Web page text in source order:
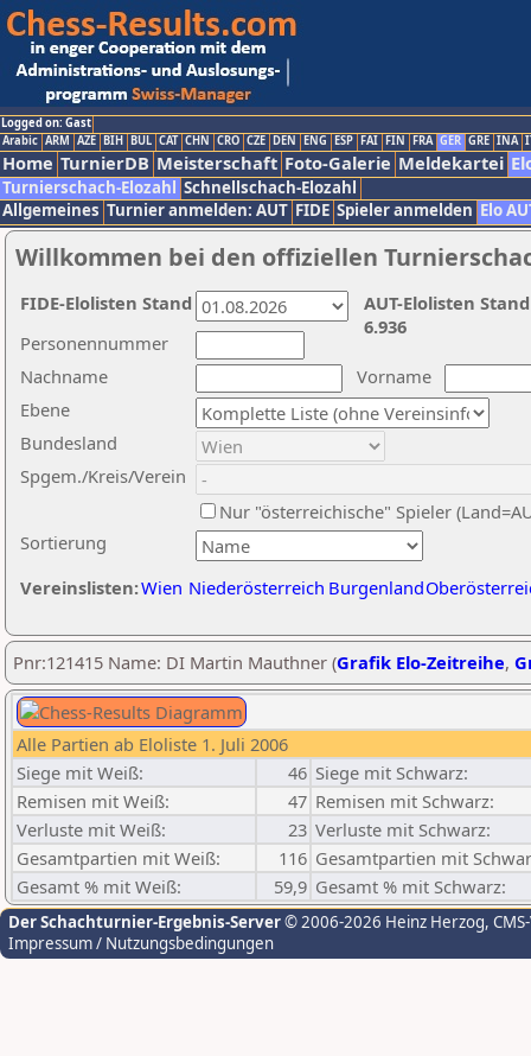
Logged on: Gast
Arabic ARM AZE BIH BUL CAT CHN CRO CZE DEN ENG ESP FAI FIN FRA GER GRE INA
Home TurnierDB Meisterschaft Foto-Galerie Meldekartei
Turnierschach-Elozahl Schnellschach-Elozahl
Allgemeines Turnier anmelden: AUT FIDE Spieler anmelden Elo
Willkommen bei den offiziellen
Nachname
Vorname
Ebene
Sortierung
Personennummer
Bundesland
Spgem./Kreis/Verein
Nur "österreichische" Spieler
Vereinslisten:Wien Niederösterreich Burgenland
AUT-Elolisten
6.936
FIDE-Elolisten Stand
Pnr:121415 Name: DI Martin Mauthner (Grafik Elo-Zeitreihe,
Alle Partien ab Eloliste 1. Juli 2006
Siege mit Weiß:
46 Siege mit Schwarz:
Remisen mit Weiß:
47 Remisen mit Schwarz:
Verluste mit Weiß:
23 Verluste mit Schwarz:
Gesamtpartien mit Weiß:
116 Gesamtpartien mit
Gesamt % mit Weiß:
59,9 Gesamt % mit Schwarz:
Der Schachturnier-Ergebnis-Server© 2006-2026 Heinz Herzog,
Impressum / Nutzungsbedingungen